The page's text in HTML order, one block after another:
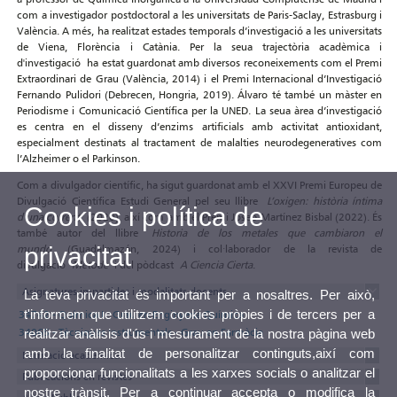
com a investigador postdoctoral a les universitats de Paris-Saclay, Estrasburg i
València. A més, ha realitzat estades temporals d’investigació a les universitats
de Viena, Florència i Catània. Per la seua trajectòria acadèmica i
d'investigació ha estat guardonat amb diversos reconeixements com el Premi
Extraordinari de Grau (València, 2014) i el Premi Internacional d’Investigació
Fernando Pulidori (Debrecen, Hongria, 2019). Álvaro té també un màster en
Periodisme i Comunicació Científica per la UNED. La seua àrea d’investigació
es centra en el disseny d’enzims artificials amb activitat antioxidant,
especialment destinats al tractament de malalties neurodegeneratives com
l’Alzheimer o el Parkinson.
Com a divulgador científic, ha sigut guardonat amb el XXVI Premi Europeu de
Divulgació Científica Estudi General pel seu llibre L’oxigen: història íntima
d’una corrent(2020), així com amb el Premi Josep Martínez Bisbal (2022). És
també autor del llibre Historia de los metales que cambiaron el
mundo(Guadalmazán, 2024) i col·laborador de la revista de
divulgacióMètodei del pòdcast A Ciencia Cierta
Asignatures impartides i modalitats docents
34742 - Química I - Grau en Enginyeria Química
34065 - Tècniques Instrumentals - Grau en Farmàcia
Formació acadèmica
Publicacions en revistes
Cookies i política de
privacitat
La teva privacitat és important per a nosaltres. Per això,
t'informem que utilitzem cookies pròpies i de tercers per a
realitzar anàlisis d'ús i mesurament de la nostra pàgina web
amb la finalitat de personalitzar continguts,així com
proporcionar funcionalitats a les xarxes socials o analitzar el
nostre trànsit. Per a continuar accepta o modifica la